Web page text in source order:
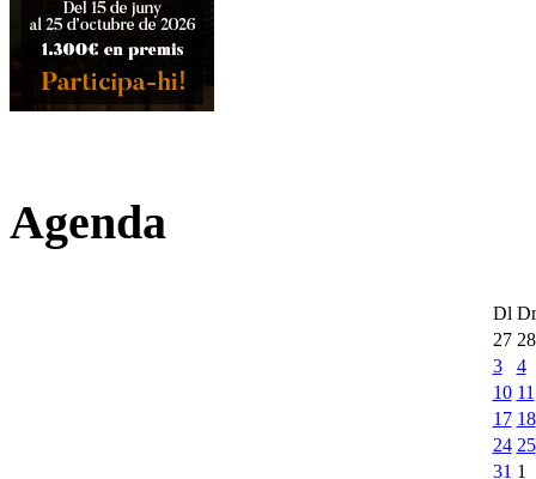
Agenda
Dl
27 28
3
4
10 11
17 18
24 25
31 1